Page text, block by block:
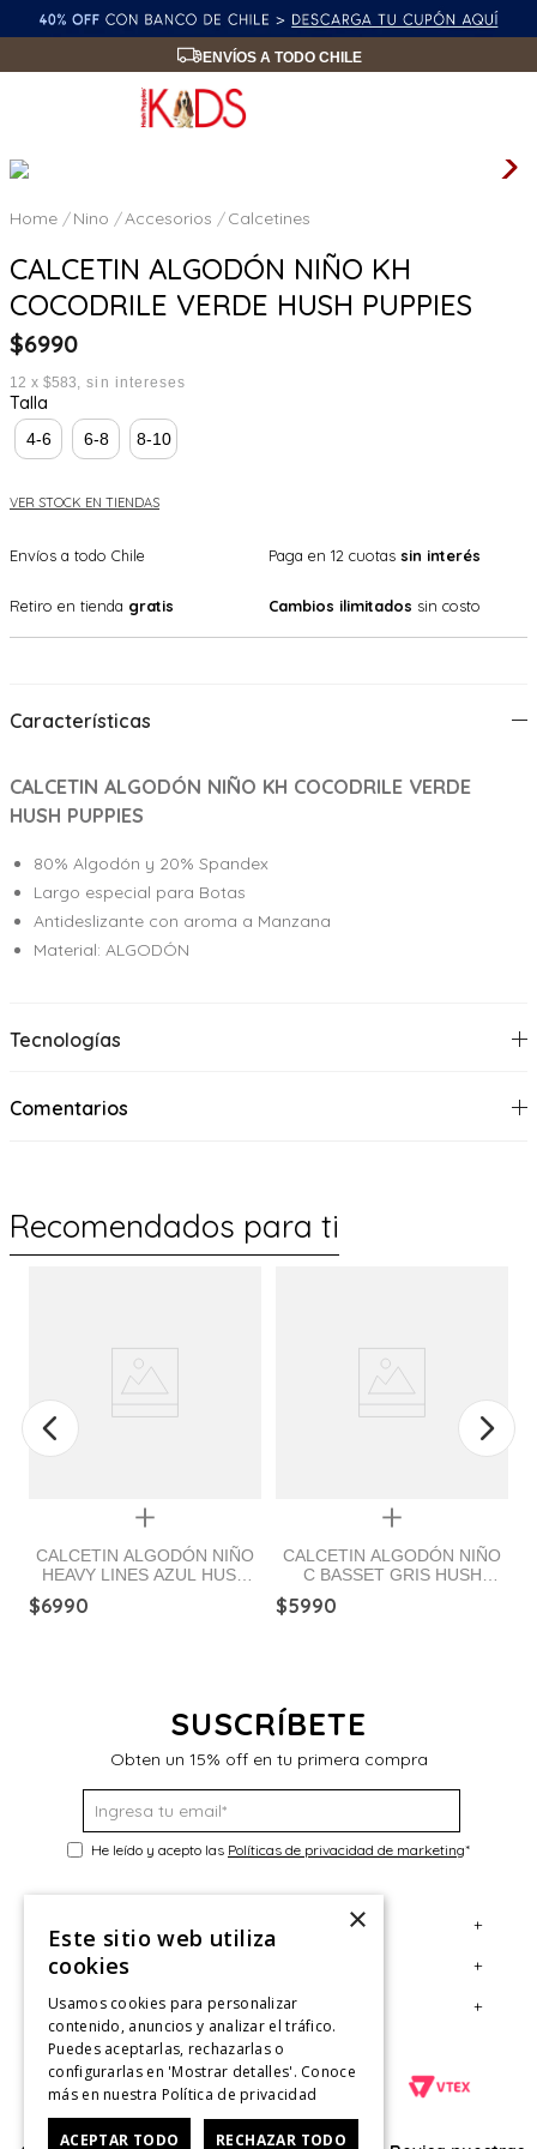
ENVÍOS A TODO CHILE
Nino Accesorios Calcetines
CALCETIN ALGODÓN NIÑO KH
COCODRILE VERDE HUSH PUPPIES
$6990
12 x $583 sin intereses
Talla
4-6 6-8 8-10
VER STOCK EN TIENDAS
Envíos a todo Chile Paga en 12 cuotas sin interés
Retiro en tienda gratis Cambios ilimitados sin costo
Características
CALCETIN ALGODÓN NIÑO KH COCODRILE VERDE
HUSH PUPPIES
80% Algodón y 20% Spandex
Largo especial para Botas
Antideslizante con aroma a Manzana
Material: ALGODÓN
Tecnologías
Comentarios
Recomendados para ti
Quickview
CALCETIN ALGODÓN NIÑO
HEAVY LINES AZUL HUSH
$6990
Quickview
CALCETIN ALGODÓN NIÑO
C BASSET GRIS HUSH
$5990
SUSCRÍBETE
Obten un 15% off en tu primera compra
He leído y acepto las Políticas de privacidad de marketing*
Servicio al Consumidor +
Centro de Ayuda
Contáctanos
Giftcard
Retiro en tienda
Tiendas
Legal +
Términos y Condiciones
Políticas de Despacho
Cambios, Retracto y Garantía
Políticas de Privacidad
Cuenta +
Mi Cuenta
Sigue tu compra
Historial de Compras
×
Este sitio web utiliza
cookies
Usamos cookies para personalizar
contenido, anuncios y analizar el tráfico.
Puedes aceptarlas, rechazarlas o
configurarlas en 'Mostrar detalles'. Conoce
más en nuestra Política de privacidad
ACEPTAR TODO RECHAZAR TODO